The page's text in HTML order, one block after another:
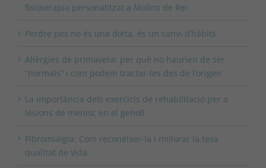
fisioterapia personalitzat a Molins de Rei
Perdre pes no és una dieta, és un canvi d’hàbits
Al·lèrgies de primavera: per què no haurien de ser
“normals” i com podem tractar-les des de l’origen
La importància dels exercicis de rehabilitació per a
lesions de menisc en el genoll
Fibromiàlgia: Com reconèixer-la i millorar la teva
qualitat de vida